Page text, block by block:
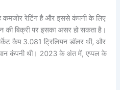
कमजोर रेटिंग है और इससे कंपनी के लिए
की बिक्री पर इसका असर हो सकता है।
कैप 3.081 ट्रिलियन डॉलर थी, और
कंपनी थी। 2023 के अंत में, एप्पल के